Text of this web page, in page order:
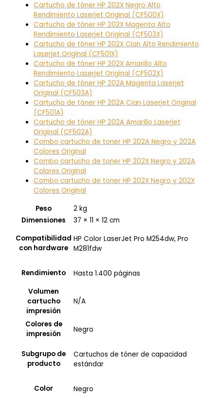
Cartucho de tóner HP 202X Negro Alto
Rendimiento Laserjet Original (CF500X)
Cartucho de tóner HP 202X Magenta Alto
Rendimiento Laserjet Original (CF503X)
Cartucho de tóner HP 202X Cian Alto Rendimiento
Laserjet Original (CF501X)
Cartucho de tóner HP 202X Amarillo Alto
Rendimiento Laserjet Original (CF502X)
Cartucho de tóner HP 202A Magenta Laserjet
Original (CF503A)
Cartucho de tóner HP 202A Cian Laserjet Original
(CF501A)
Cartucho de tóner HP 202A Amarillo Laserjet
Original (CF502A)
Combo cartucho de toner HP 202A Negro y 202A
Colores Original
Combo cartucho de toner HP 202X Negro y 202A
Colores Original
Combo cartucho de toner HP 202X Negro y 202X
Colores Original
Peso
2 kg
Dimensiones
37 × 11 × 12 cm
Compatibilidad
con hardware
HP Color LaserJet Pro M254dw, Pro
M281fdw
Rendimiento
Hasta 1.400 páginas
Volumen
cartucho
impresión
N/A
Colores de
impresión
Negro
Subgrupo de
producto
Cartuchos de tóner de capacidad
estándar
Color Negro